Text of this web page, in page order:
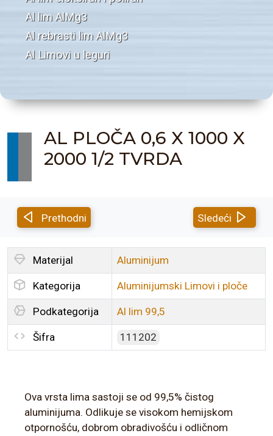
Al lim AlMg3
Al rebrasti lim AlMg3
Al Limovi u leguri
AL PLOČA 0,6 X 1000 X
2000 1/2 TVRDA
Prethodni Sledeći
Materijal Aluminijum
Kategorija Aluminijumski Limovi i ploče
Podkategorija Al lim 99,5
Šifra 111202
Ova vrsta lima sastoji se od 99,5% čistog
aluminijuma. Odlikuje se visokom hemijskom
otpornošću, dobrom obradivošću i odličnom